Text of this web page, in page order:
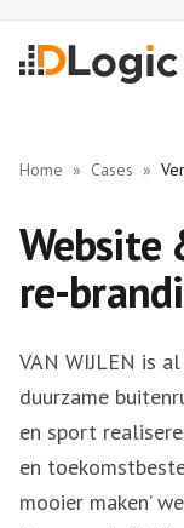
Home » Cases »
Website
re-
VAN WIJLEN is
duurzame
en sport
en
mooier maken’